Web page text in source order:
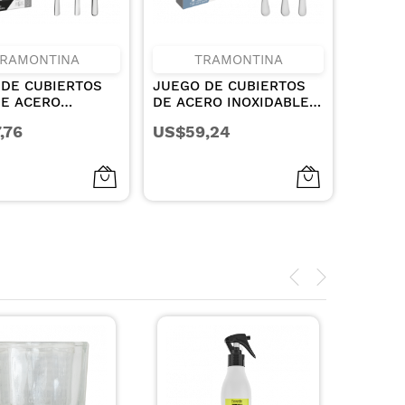
CUBIERTOS
ACERO
DE MESA
TRAMONTINA
JUEGO DE CUBIERTOS
DE ACERO INOXIDABLE
US$59,24